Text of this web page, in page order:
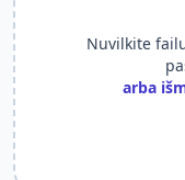
Nuvilkite
arba